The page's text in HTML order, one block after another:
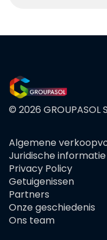
© 2026 GROUPASOL
FOOTER
MENU
Algemene
Juridische informatie
Privacy Policy
Getuigenissen
Partners
Onze geschiedenis
Ons team